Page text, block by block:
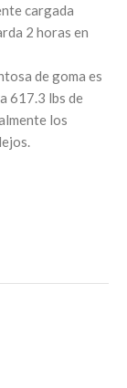
cargada
2 horas en
de goma es
617.3 lbs de
los